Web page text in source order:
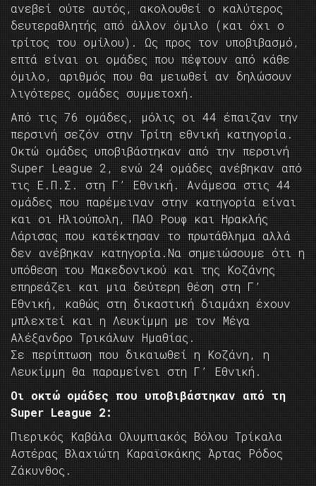
ανεβεί ούτε αυτός, ακολουθεί ο καλύτερος
δευτεραθλητής από άλλον όμιλο (και όχι ο
τρίτος του ομίλου). Ως προς τον υποβιβασμό,
επτά είναι οι ομάδες που πέφτουν από κάθε
όμιλο, αριθμός που θα μειωθεί αν δηλώσουν
λιγότερες ομάδες συμμετοχή.
Από τις 76 ομάδες, μόλις οι 44 έπαιζαν την
περσινή σεζόν στην Τρίτη εθνική κατηγορία.
Οκτώ ομάδες υποβιβάστηκαν από την περσινή
Super League 2, ενώ 24 ομάδες ανέβηκαν από
τις Ε.Π.Σ. στη Γ’ Εθνική. Ανάμεσα στις 44
ομάδες που παρέμειναν στην κατηγορία είναι
και οι Ηλιούπολη, ΠΑΟ Ρουφ και Ηρακλής
Λάρισας που κατέκτησαν το πρωτάθλημα αλλά
δεν ανέβηκαν κατηγορία.Να σημειώσουμε ότι η
υπόθεση του Μακεδονικού και της Κοζάνης
επηρεάζει και μια δεύτερη θέση στη Γ’
Εθνική, καθώς στη δικαστική διαμάχη έχουν
μπλεχτεί και η Λευκίμμη με τον Μέγα
Αλέξανδρο Τρικάλων Ημαθίας.
Σε περίπτωση που δικαιωθεί η Κοζάνη, η
Λευκίμμη θα παραμείνει στη Γ’ Εθνική.
Οι οκτώ ομάδες που υποβιβάστηκαν από τη
Super League 2:
Πιερικός Καβάλα Ολυμπιακός Βόλου Τρίκαλα
Αστέρας Βλαχιώτη Καραϊσκάκης Άρτας Ρόδος
Ζάκυνθος.